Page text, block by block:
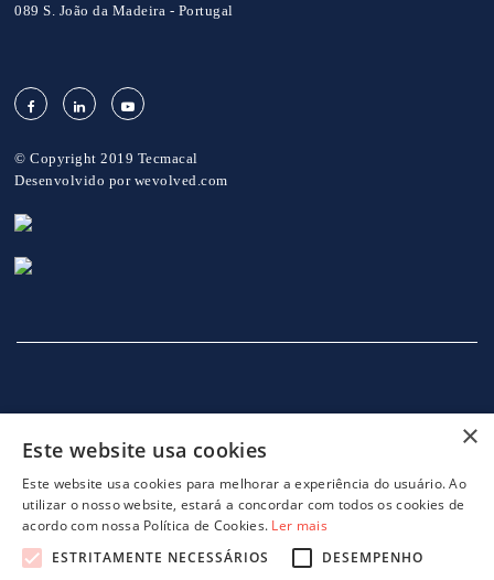
089 S. João da Madeira - Portugal
© Copyright 2019 Tecmacal
Desenvolvido por wevolved.com
INÍCIO EMPRESA SERVIÇOS ×
Este website usa cookies
Este website usa cookies para melhorar a experiência do usuário. Ao
utilizar o nosso website, estará a concordar com todos os cookies de
acordo com nossa Política de Cookies. Ler mais
ESTRITAMENTE NECESSÁRIOS
DESEMPENHO